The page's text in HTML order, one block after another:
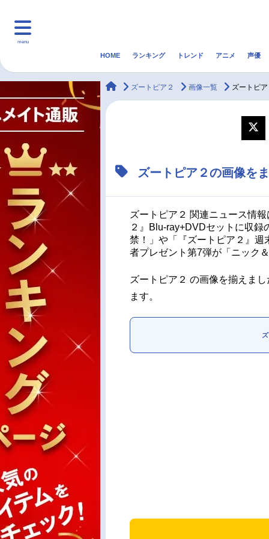
menu
マンガ・ラノベ 音楽
アニメ記事一覧
声優記事一覧
HOME ランキング トレンド アニメ 声優
animateTimes
ズートピア２ 画像一覧 ズートピ
ズートピア２の画像を
ズートピア２ 関連ニュース情
２』Blu-ray+DVDセットに収
禁！」や「『ズートピア２』
者プレゼント第7弾が「ニック
ズートピア２ の画像を揃えま
ます。